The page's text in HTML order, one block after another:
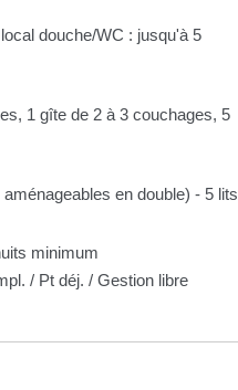
douche/WC : jusqu'à 5
1 gîte de 2 à 3 couchages, 5
en double) - 5 lits
minimum
/ Pt déj. / Gestion libre